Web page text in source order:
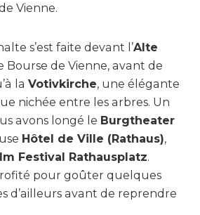
Vienne.
s’est faite devant l’Alte
Bourse de Vienne, avant de
la Votivkirche, une élégante
nichée entre les arbres. Un
avons longé le Burgtheater
Hôtel de Ville (Rathaus),
Festival Rathausplatz.
pour goûter quelques
d’ailleurs avant de reprendre